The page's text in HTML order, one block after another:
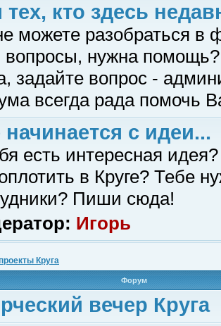
кто здесь
можете разобраться в
вопросы, нужна помощь?
задайте вопрос -
всегда рада помочь
начинается с идеи...
есть интересная
в Круге? Тебе
Пиши сюда!
Игорь
Круга
Форум
вечер Круга